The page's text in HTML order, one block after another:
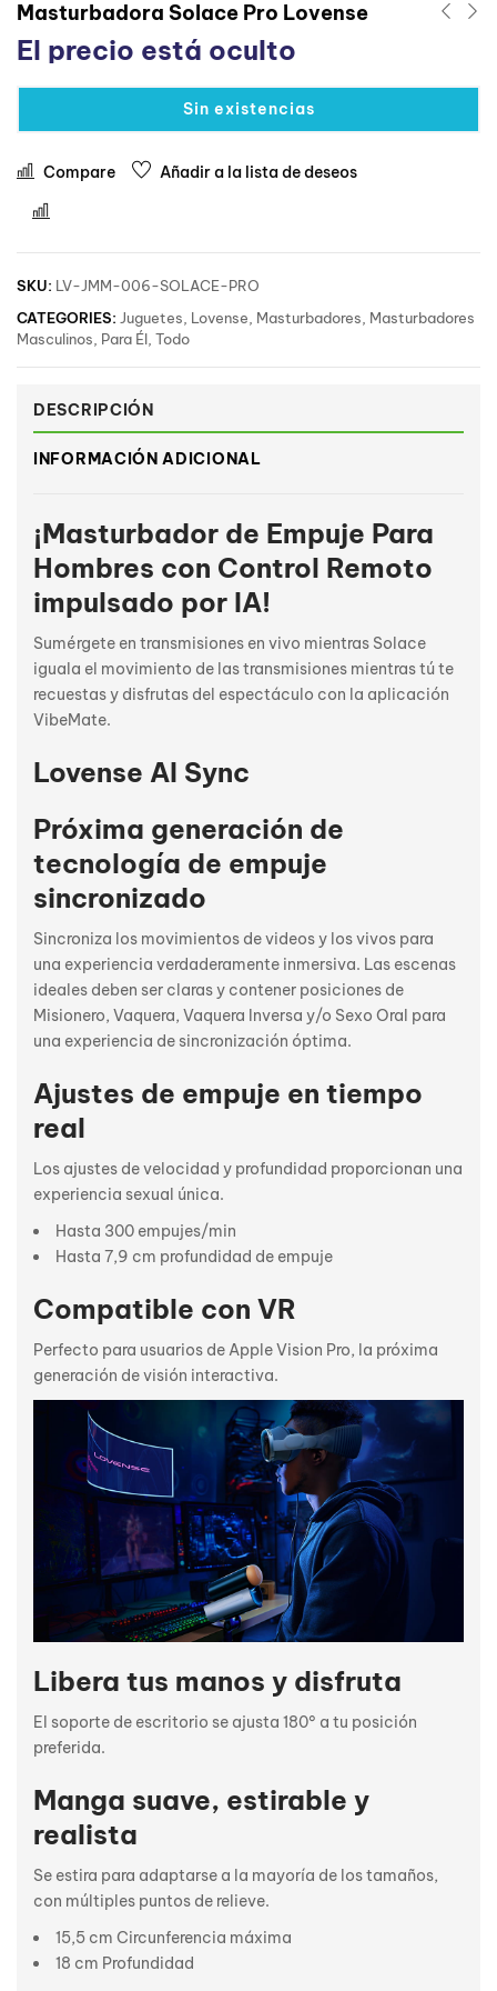
Masturbadora Solace Pro Lovense
El precio está oculto
Sin existencias
Compare Añadir a la lista de deseos
SKU: LV-JMM-006-SOLACE-PRO
CATEGORIES: Juguetes Lovense Masturbadores Masturbadores
Masculinos Para Él Todo
DESCRIPCIÓN
INFORMACIÓN ADICIONAL
¡Masturbador de Empuje Para
Hombres con Control Remoto
impulsado por IA!
Sumérgete en transmisiones en vivo mientras Solace
iguala el movimiento de las transmisiones mientras tú te
recuestas y disfrutas del espectáculo con la aplicación
VibeMate.
Lovense AI Sync
Próxima generación de
tecnología de empuje
sincronizado
Sincroniza los movimientos de videos y los vivos para
una experiencia verdaderamente inmersiva. Las escenas
ideales deben ser claras y contener posiciones de
Misionero, Vaquera, Vaquera Inversa y/o Sexo Oral para
una experiencia de sincronización óptima.
Ajustes de empuje en tiempo
real
Los ajustes de velocidad y profundidad proporcionan una
experiencia sexual única.
Hasta 300 empujes/min
Hasta 7,9 cm profundidad de empuje
Compatible con VR
Perfecto para usuarios de Apple Vision Pro, la próxima
generación de visión interactiva.
Libera tus manos y disfruta
El soporte de escritorio se ajusta 180° a tu posición
preferida.
Manga suave, estirable y
realista
Se estira para adaptarse a la mayoría de los tamaños,
con múltiples puntos de relieve.
15,5 cm Circunferencia máxima
18 cm Profundidad